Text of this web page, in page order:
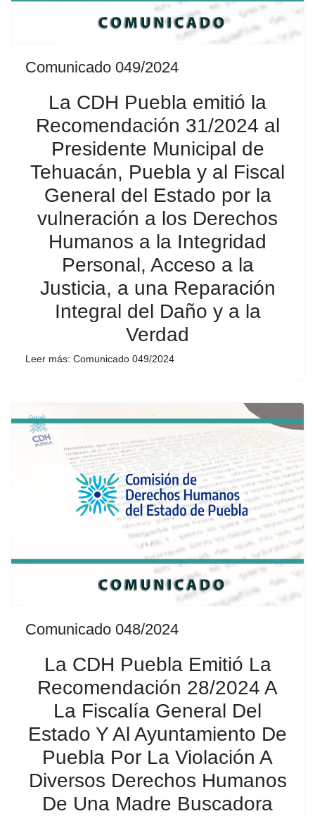
Comunicado 049/2024
La CDH Puebla emitió la
Recomendación 31/2024 al
Presidente Municipal de
Tehuacán, Puebla y al Fiscal
General del Estado por la
vulneración a los Derechos
Humanos a la Integridad
Personal, Acceso a la
Justicia, a una Reparación
Integral del Daño y a la
Verdad
Leer más: Comunicado 049/2024
Comunicado 048/2024
La CDH Puebla Emitió La
Recomendación 28/2024 A
La Fiscalía General Del
Estado Y Al Ayuntamiento De
Puebla Por La Violación A
Diversos Derechos Humanos
De Una Madre Buscadora